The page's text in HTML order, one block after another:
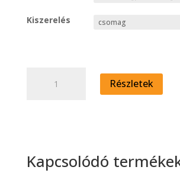
Kiszerelés
Részletek
Kapcsolódó